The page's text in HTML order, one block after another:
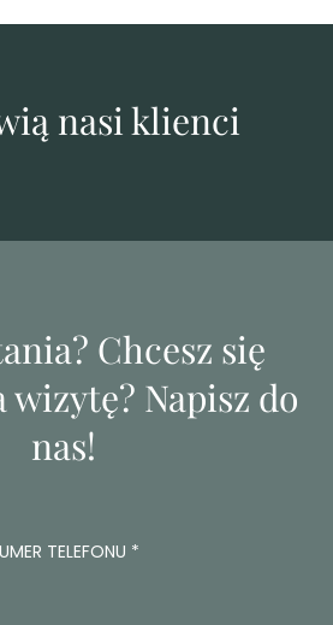
nasi klienci
Chcesz się
Napisz do
nas!
TELEFONU *